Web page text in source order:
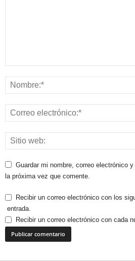
Guardar mi nombre, correo electrónico
la próxima vez que comente.
Recibir un correo electrónico con los
entrada.
Recibir un correo electrónico con cada